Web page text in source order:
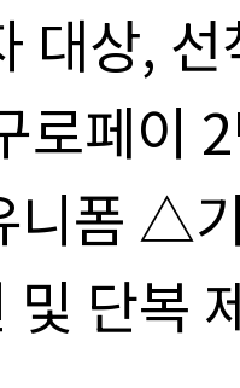
대상,
페이
니폼 △
및 단복